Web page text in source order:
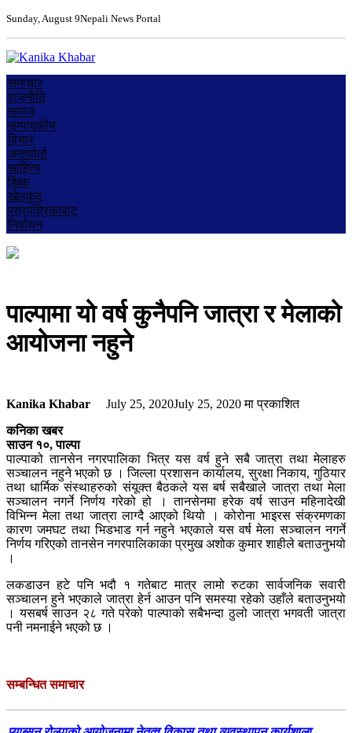
Sunday, August 9Nepali News Portal
समाचार
राजनीति
समाज
सम्पादकीय
विचार
अन्तर्वार्ता
साहित्य
शिक्षा
खेलकुद
पत्रपत्रिकाबाट
निर्वाचन
पाल्पामा यो वर्ष कुनैपनि जात्रा र मेलाको
आयोजना नहुने
Kanika Khabar July 25, 2020July 25, 2020मा प्रकाशित
कनिका खबर
साउन १०, पाल्पा
पाल्पाको तानसेन नगरपालिका भित्र यस वर्ष हुने सबै जात्रा तथा मेलाहरु
सञ्चालन नहुने भएको छ । जिल्ला प्रशासन कार्यालय, सुरक्षा निकाय, गुठियार
तथा धार्मिक संस्थाहरुको संयूक्त बैठकले यस बर्ष सबैखाले जात्रा तथा मेला
सञ्चालन नगर्ने निर्णय गरेको हो । तानसेनमा हरेक वर्ष साउन महिनादेखी
विभिन्न मेला तथा जात्रा लाग्दै आएको थियो । कोरोना भाइरस संक्रमणका
कारण जमघट तथा भिडभाड गर्न नहुने भएकाले यस वर्ष मेला सञ्चालन नगर्ने
निर्णय गरिएको तानसेन नगरपालिकाका प्रमुख अशोक कुमार शाहीले बताउनुभयो
।
लकडाउन हटे पनि भदौ १ गतेबाट मात्र लामो रुटका सार्वजनिक सवारी
सञ्चालन हुने भएकाले जात्रा हेर्न आउन पनि समस्या रहेको उहाँले बताउनुभयो
। यसबर्ष साउन २८ गते परेको पाल्पाको सबैभन्दा ठुलो जात्रा भगवती जात्रा
पनी नमनाईने भएको छ ।
सम्बन्धित समाचार